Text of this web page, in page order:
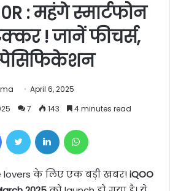
: महंगे स्मार्टफोन
! जानें फीचर्स,
April 6, 2025
7 143 4 minutes read
FacebookTwitter LinkedIn
lovers के लिए एक बड़ी खबर!iQOO